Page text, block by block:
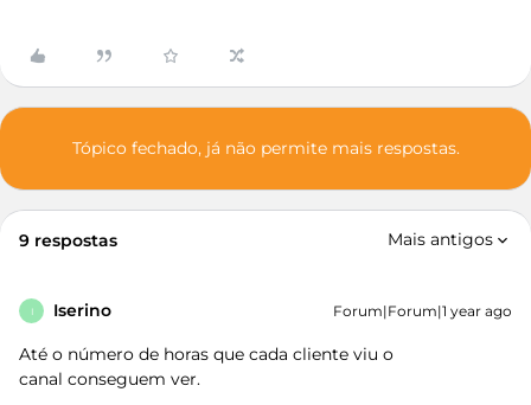
Tópico fechado, já não permite mais respostas.
9 respostas Mais antigos
I Iserino Forum|Forum|1 year ago
Até o número de horas que cada cliente viu o
canal conseguem ver.